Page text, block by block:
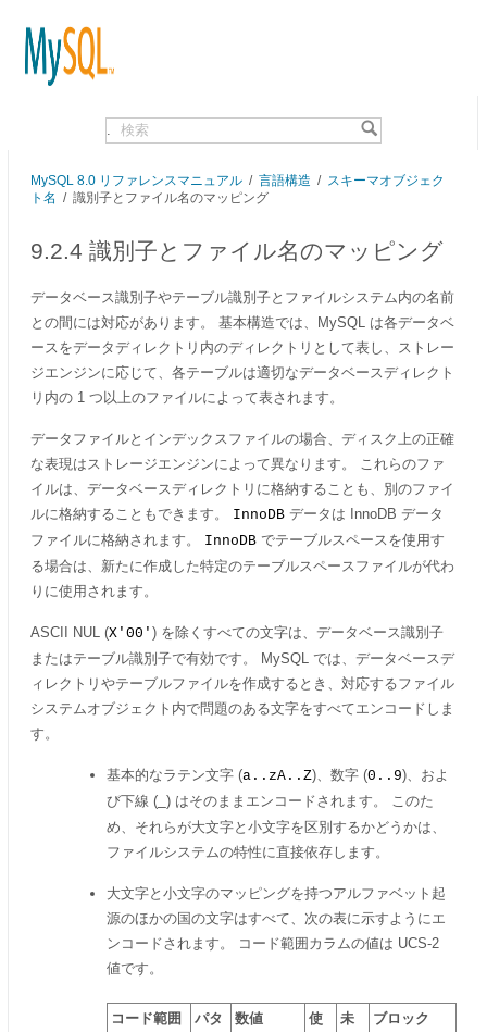
MySQL 8.0 リファレンスマニュアル / 言語構造 / スキーマオブジェク
ト名
/ 識別子とファイル名のマッピング
9.2.4 識別子とファイル名のマッピング
データベース識別子やテーブル識別子とファイルシステム内の名前
との間には対応があります。 基本構造では、MySQL は各データベ
ースをデータディレクトリ内のディレクトリとして表し、ストレー
ジエンジンに応じて、各テーブルは適切なデータベースディレクト
リ内の 1 つ以上のファイルによって表されます。
データファイルとインデックスファイルの場合、ディスク上の正確
な表現はストレージエンジンによって異なります。 これらのファ
イルは、データベースディレクトリに格納することも、別のファイ
ルに格納することもできます。 InnoDB データは InnoDB データ
ファイルに格納されます。 InnoDB でテーブルスペースを使用す
る場合は、新たに作成した特定のテーブルスペースファイルが代わ
りに使用されます。
ASCII NUL (X'00' ) を除くすべての文字は、データベース識別子
またはテーブル識別子で有効です。 MySQL では、データベースデ
ィレクトリやテーブルファイルを作成するとき、対応するファイル
システムオブジェクト内で問題のある文字をすべてエンコードしま
す。
基本的なラテン文字 (a..zA..Z)、数字 (0..9)、およ
び下線 ( ) はそのままエンコードされます。 このた
め、それらが大文字と小文字を区別するかどうかは、
ファイルシステムの特性に直接依存します。
大文字と小文字のマッピングを持つアルファベット起
源のほかの国の文字はすべて、次の表に示すようにエ
ンコードされます。 コード範囲カラムの値は UCS-2
値です。
コード範囲
パタ
数値
使
未
ブロック